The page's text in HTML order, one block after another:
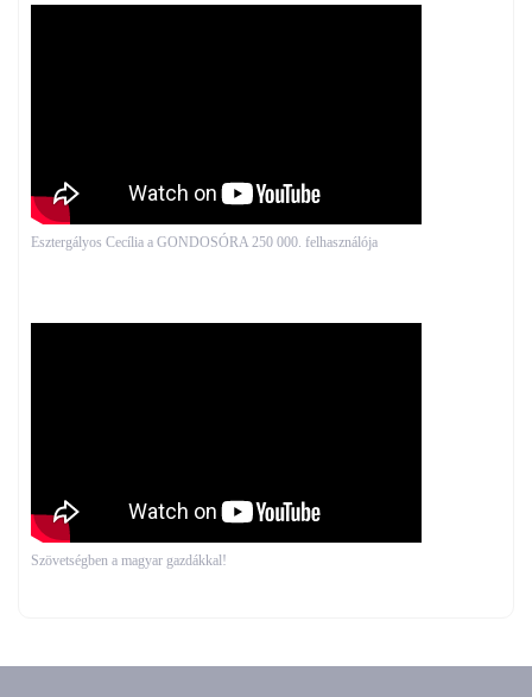
Esztergályos Cecília a GONDOSÓRA 250 000. felhasználója
Szövetségben a magyar gazdákkal!